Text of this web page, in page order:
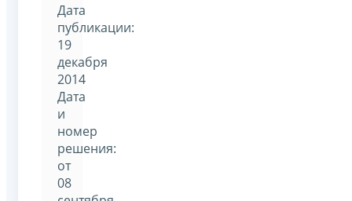
Дата
публикации:
19
декабря
2014
Дата
и
номер
решения:
от
08